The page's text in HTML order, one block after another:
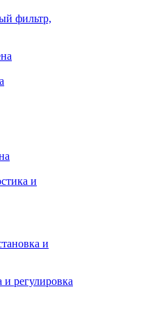
фильтр,
и
и
и регулировка